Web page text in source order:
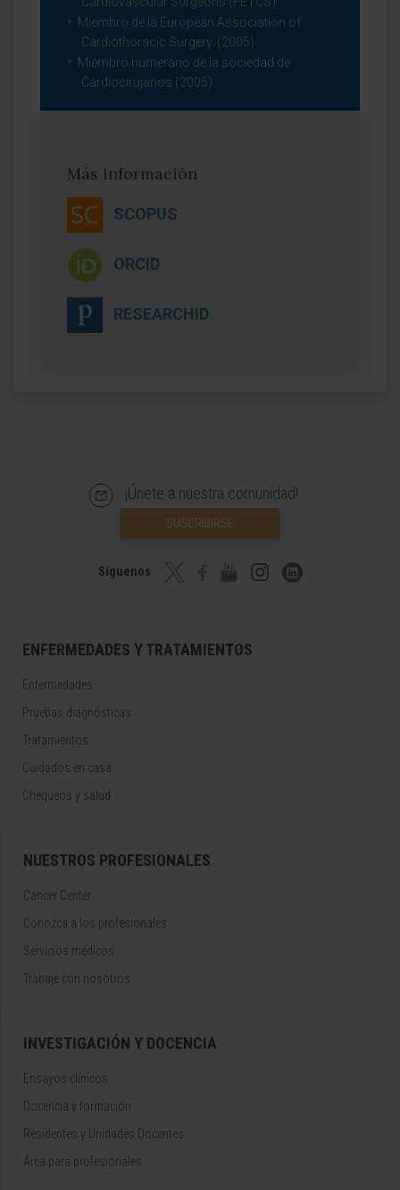
Miembro de la European Association of
Cardiothoracic Surgery. (2005)
Miembro numerario de la sociedad de
Cardiocirujanos (2005)
Más información
SCOPUS
ORCID
RESEARCHID
¡Únete a nuestra comunidad!
SUSCRIBIRSE
Síguenos
ENFERMEDADES Y TRATAMIENTOS
Enfermedades
Pruebas diagnósticas
Tratamientos
Cuidados en casa
Chequeos y salud
NUESTROS PROFESIONALES
Cancer Center
Conozca a los profesionales
Servicios médicos
Trabaje con nosotros
INVESTIGACIÓN Y DOCENCIA
Ensayos clínicos
Docencia y formación
Residentes y Unidades Docentes
Área para profesionales